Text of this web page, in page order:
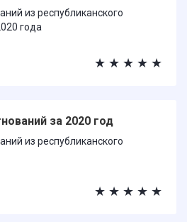
из республиканского
года
★ ★ ★ ★ ★
за 2020 год
из республиканского
★ ★ ★ ★ ★